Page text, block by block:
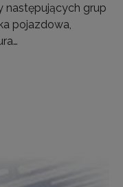
następujących grup
pojazdowa,